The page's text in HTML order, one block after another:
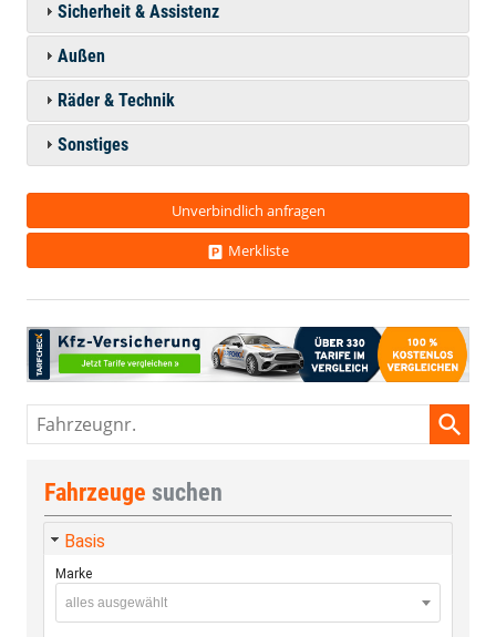
Sicherheit & Assistenz
Außen
Räder & Technik
Sonstiges
Unverbindlich anfragen
Merkliste
Fahrzeugnr.
Fahrzeuge suchen
Basis
Marke
alles ausgewählt